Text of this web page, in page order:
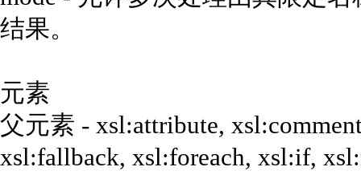
结果。
元素
父元素 - xsl:attribute,
xsl:fallback, xsl:foreach, xsl:if,